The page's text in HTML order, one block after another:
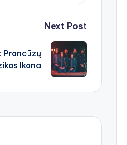
Next Post
Prancūzų
Ikona